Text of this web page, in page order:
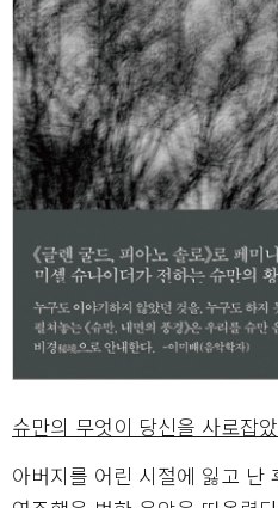
슈만의 무엇이 당신을 사로잡
아버지를 어린 시절에 잃고 난